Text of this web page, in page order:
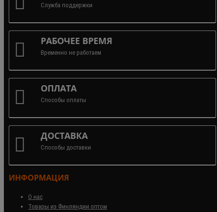
Служба поддержки
РАБОЧЕЕ ВРЕМЯ
Временно не работаем
ОПЛАТА
Способы оплаты
ДОСТАВКА
Способы доставки
ИНФОРМАЦИЯ
О нас
Товары из Финляндии оптом